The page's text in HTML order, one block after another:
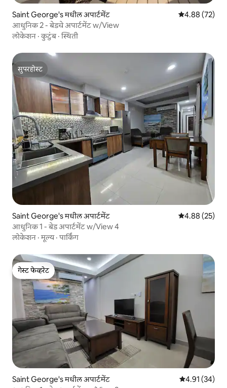
Saint George's मधील अपार्टमेंट 5 पैकी 4.88
4.88 (72)
आधुनिक 2 - बेडचे अपार्टमेंट w/View
लोकेशन ·कुटुंब·स्थिती
सुपरहोस्ट
सुपरहोस्ट
Saint George's मधील अपार्टमेंट 5 पैकी 4.88
4.88 (25)
आधुनिक 1 - बेड अपार्टमेंट w/View 4
लोकेशन ·मूल्य·पार्किंग
गेस्ट फेव्हरेट
गेस्ट फेव्हरेट
Saint George's मधील अपार्टमेंट 5 पैकी 4.91
4.91 (34)